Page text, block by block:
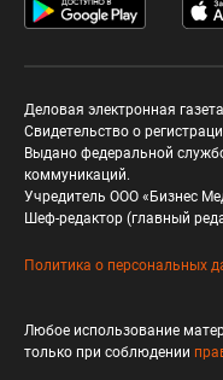
Деловая электронная
Свидетельство о
Выдано федеральной
коммуникаций.
Учредитель ООО «Бизнес
Шеф-редактор (главный
Политика о персональных
Любое использование
только при соблюдении